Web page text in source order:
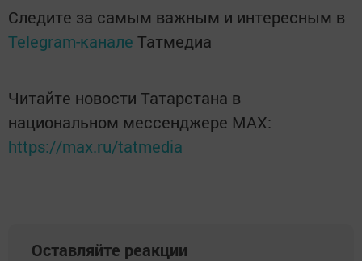
Следите за самым важным и интересным в
Telegram-канале Татмедиа
Читайте новости Татарстана в
национальном мессенджере MАХ:
https://max.ru/tatmedia
Оставляйте реакции